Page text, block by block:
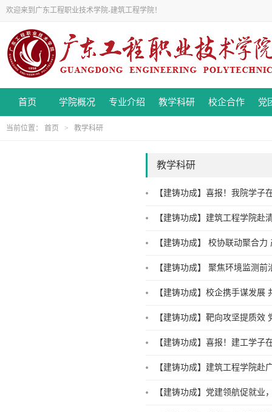
欢迎来到广东工程职业技术学院-建筑工程学院！
首页 学院概况 专业介绍 教学科研 校企合作 党
当前位置： 首页 > 教学科研
教学科研
【建铸功成】喜报！我院学子
【建铸功成】建筑工程学院赴
【建铸功成】 校协联动聚合
【建铸功成】 聚焦环境监测
【建铸功成】校企携手谋发
【建铸功成】靶向攻坚提质
【建铸功成】喜报！建工学子
【建铸功成】建筑工程学院
【建铸功成】党建领航促就